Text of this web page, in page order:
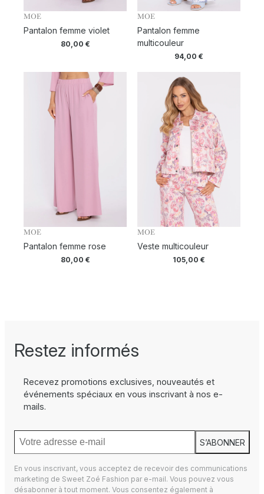
MOE
Pantalon femme violet
80,00 €
MOE
Pantalon femme
multicouleur
94,00 €
MOE
Pantalon femme rose
80,00 €
MOE
Veste multicouleur
105,00 €
Restez informés
Recevez promotions exclusives, nouveautés et
événements spéciaux en vous inscrivant à nos e-
mails.
S’ABONNER
En vous inscrivant, vous acceptez de recevoir des communications
marketing de Sweet Zoé Fashion par e-mail. Vous pouvez vous
désabonner à tout moment. Vous consentez également à